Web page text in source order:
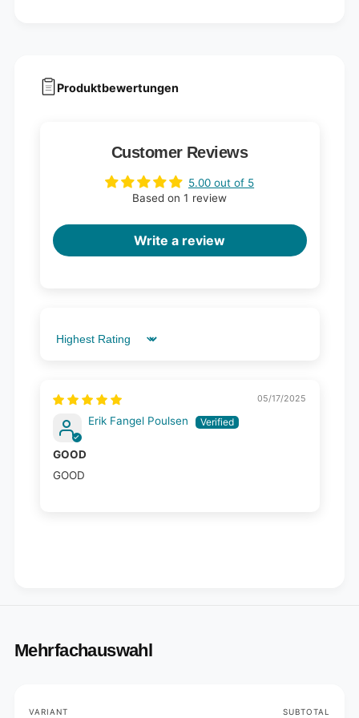
Produktbewertungen
Customer Reviews
5.00 out of 5
Based on 1 review
Write a review
Sort by
05/17/2025
Erik Fangel Poulsen
GOOD
GOOD
Mehrfachauswahl
Your
VARIANT SUBTOTAL